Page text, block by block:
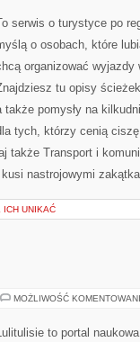
serwis o turystyce po
o osobach, które
organizować wyjazdy
tu opisy
także pomysły na
tych, którzy cenią
także Transport i
nastrojowymi
ICH UNIKAĆ
MOŻLIWOŚĆ
to portal